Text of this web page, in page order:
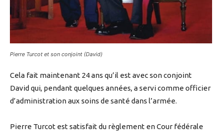
Pierre Turcot et son conjoint (David)
Cela fait maintenant 24 ans qu’il est avec son conjoint
David qui, pendant quelques années, a servi comme officier
d’administration aux soins de santé dans l’armée.
Pierre Turcot est satisfait du règlement en Cour fédérale